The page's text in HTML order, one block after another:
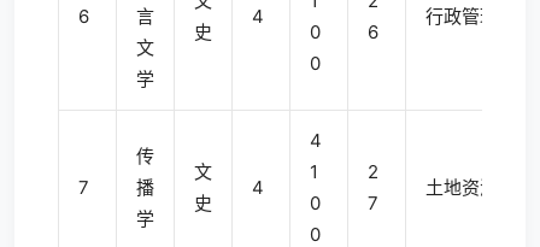
6
言
文
学
史
4
0
0
6
行政管理
7
传
播
学
文
史
4
4
1
0
0
2
7
土地资源管理